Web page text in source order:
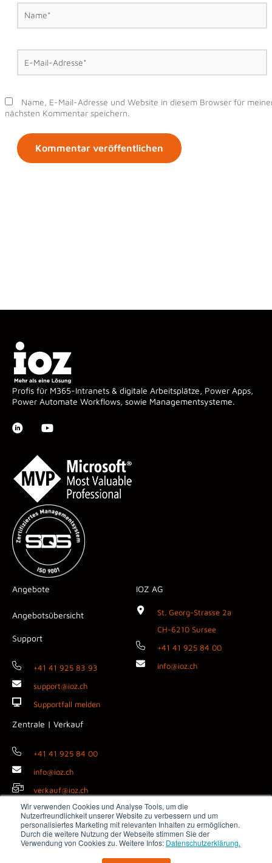
Wir verwenden Cookies und Analyse Tools, um die
Nutzerfreundlichkeit unserer Website zu verbessern und um
personalisiertes Marketing mit relevanten Inhalten zu ermöglichen.
Durch die weitere Nutzung der Webseite stimmen Sie der
Verwendung von Cookies zu. Weitere Infos: Datenschutzerklärung.
Name*
E-
Mail-
Adresse*
Name, E-Mail-Adresse und Website in diesem Browser für
nächsten Kommentar speichern.
Profis für M365-Intranets & digitale Arbeitsplätze, Power Apps,
Power Automate Workflows, sowie Managementsysteme.
Angebote
Angebotsübersicht
Support
+41 41 925 83 93
support@ioz.ch
Supportfall melden
Zentrale | Verkauf
+41 41 925 84 00
info@ioz.ch
verkauf@ioz.ch
IOZ AG
St. Georg-Strasse 2a
CH-6210 Sursee
+41 41 925 84 00
info@ioz.ch
Copyright © 2026 IOZ AG ·Impressum·Datenschutz · AGB